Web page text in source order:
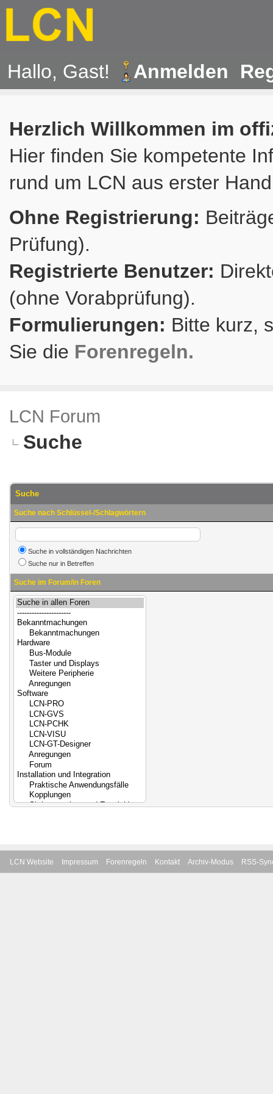
Hallo, Gast! Anmelden
Herzlich Willkommen im
Hier finden Sie kompetente
rund um LCN aus erster
Ohne Registrierung:
Prüfung).
Registrierte Benutzer:
(ohne Vorabprüfung).
Formulierungen: Bitte kurz,
Sie die Forenregeln.
LCN Forum
Suche
Suche
Suche nach Schlüssel-/Schlagwörtern
Suche in vollständigen Nachrichten
Suche nur in Betreffen
Suche im Forum/in Foren
LCN Website Impressum Forenregeln Kontakt Archiv-Modus RSS-